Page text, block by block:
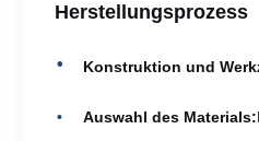
Herstellungsprozess
Konstruktion und
Auswahl des Materials: